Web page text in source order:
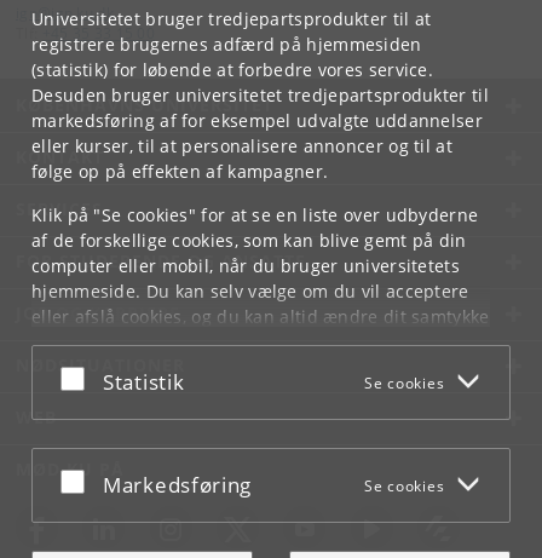
Universitetet bruger tredjepartsprodukter til at
registrere brugernes adfærd på hjemmesiden
(statistik) for løbende at forbedre vores service.
Desuden bruger universitetet tredjepartsprodukter til
markedsføring af for eksempel udvalgte uddannelser
eller kurser, til at personalisere annoncer og til at
følge op på effekten af kampagner.
Klik på "Se cookies" for at se en liste over udbyderne
af de forskellige cookies, som kan blive gemt på din
computer eller mobil, når du bruger universitetets
hjemmeside. Du kan selv vælge om du vil acceptere
eller afslå cookies, og du kan altid ændre dit samtykke
underCookie- og privatlivspolitiksom du finder i
bunden af hver side.
Acceptér eller afslå
Statistik Se cookies
Acceptér eller afslå
Markedsføring Se cookies
ign @ign. ku.dk
KØBENHAVNS UNIVERSITET
KONTAKT
SERVICES
FOR STUDERENDE OG ANSATTE
JOB OG KARRIERE
NØDSITUATIONER
WEB
MØD KU PÅ